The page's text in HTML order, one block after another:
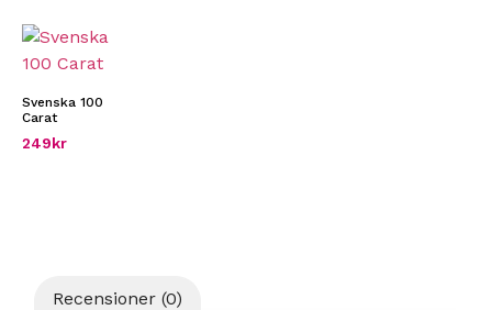
Recensioner (0)
Svenska 100
Carat
249kr